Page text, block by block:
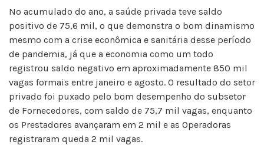
No acumulado do ano, a saúde privada teve saldo
positivo de 75,6 mil, o que demonstra o bom dinamismo
mesmo com a crise econômica e sanitária desse período
de pandemia, já que a economia como um todo
registrou saldo negativo em aproximadamente 850 mil
vagas formais entre janeiro e agosto. O resultado do setor
privado foi puxado pelo bom desempenho do subsetor
de Fornecedores, com saldo de 75,7 mil vagas, enquanto
os Prestadores avançaram em 2 mil e as Operadoras
registraram queda 2 mil vagas.